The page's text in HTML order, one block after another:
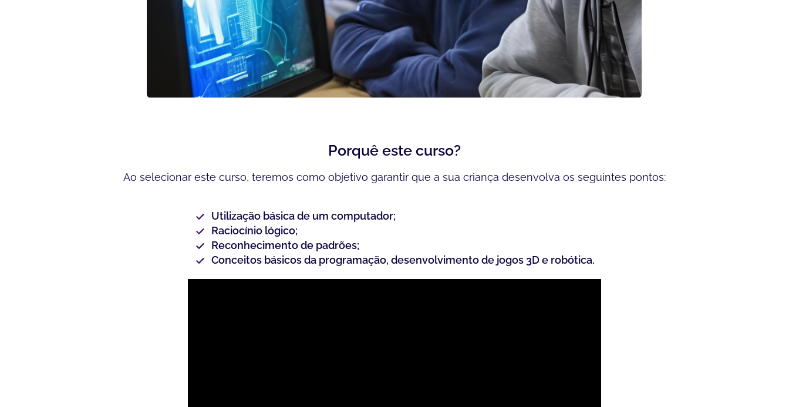
Porquê este curso?
Ao selecionar este curso, teremos como objetivo garantir que a sua criança desenvolva os seguintes pontos:
Utilização básica de um computador;
Raciocínio lógico;
Reconhecimento de padrões;
Conceitos básicos da programação, desenvolvimento de jogos 3D e robótica.